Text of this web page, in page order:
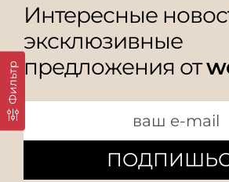
Фильтр
Интересные
эксклюзивные
предложения от